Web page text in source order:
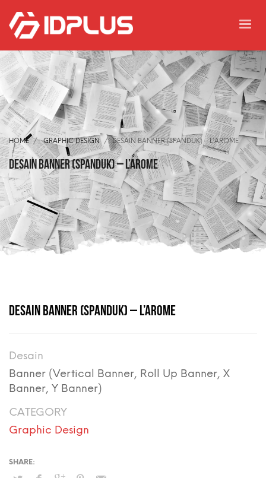
HOME GRAPHIC DESIGN DESAIN BANNER (SPANDUK) – L’AROME
Desain Banner (Spanduk) – L’AROME
DESAIN BANNER (SPANDUK) – L’AROME
Desain
Banner (Vertical Banner, Roll Up Banner, X
Banner, Y Banner)
CATEGORY
Graphic Design